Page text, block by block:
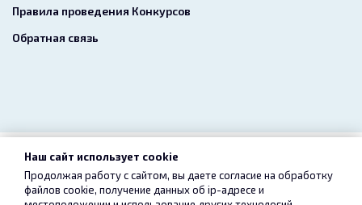
Правила проведения Конкурсов
Обратная связь
2026 freelance.boutique
Пользовательское соглашение Конфиденциальность
Наш сайт использует cookie
Продолжая работу с сайтом, вы даете согласие на обработку
файлов cookie, получение данных об ip-адресе и